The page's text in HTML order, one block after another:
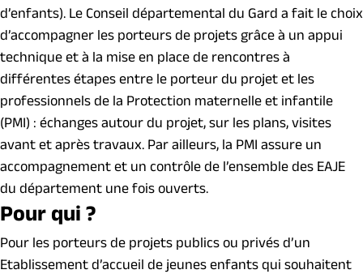
d’enfants). Le Conseil départemental du Gard a fait le choix
d’accompagner les porteurs de projets grâce à un appui
technique et à la mise en place de rencontres à
différentes étapes entre le porteur du projet et les
professionnels de la Protection maternelle et infantile
(PMI) : échanges autour du projet, sur les plans, visites
avant et après travaux. Par ailleurs, laPMIassure un
accompagnement et un contrôle de l’ensemble des EAJE
du département une fois ouverts.
Pour qui ?
Pour les porteurs de projets publics ou privés d’un
Etablissement d’accueil de jeunes enfants qui souhaitent